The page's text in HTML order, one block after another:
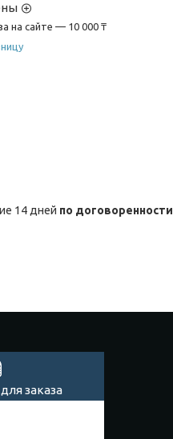
на сайте — 10 000 ₸
14 дней по договоренности
заказа